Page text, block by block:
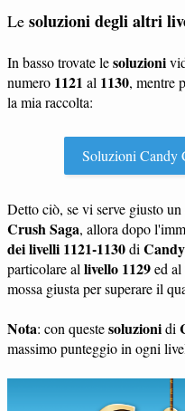
Le soluzioni degli altri
In basso trovate lesoluzioni
numero 1121 al 1130, mentre
la mia raccolta:
Soluzioni Candy
Detto ciò, se vi serve giusto
Crush Saga, allora dopo
dei livelli 1121-1130di
particolare al livello 1129ed al
mossa giusta per superare il
Nota: con questesoluzionidi
massimo punteggio in ogni